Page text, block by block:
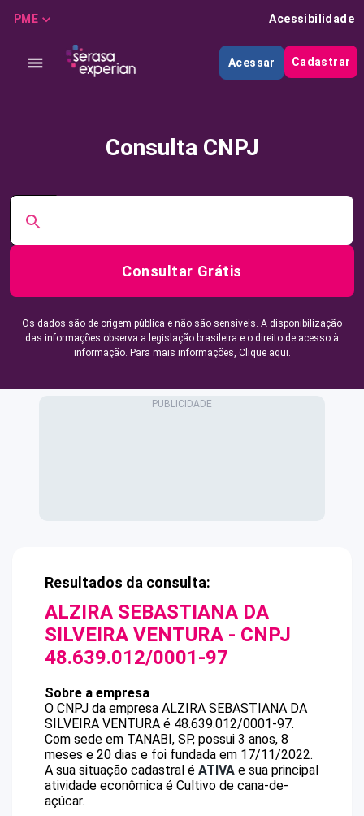
PME Acessibilidade
Acessar Cadastrar
Consulta CNPJ
Consultar Grátis
Os dados são de origem pública e não são sensíveis. A disponibilização
das informações observa a legislação brasileira e o direito de acesso à
informação. Para mais informações, Clique aqui.
Resultados da consulta:
ALZIRA SEBASTIANA DA
SILVEIRA VENTURA - CNPJ
48.639.012/0001-97
Sobre a empresa
O CNPJ da empresa ALZIRA SEBASTIANA DA
SILVEIRA VENTURA é 48.639.012/0001-97.
Com sede em TANABI, SP, possui 3 anos, 8
meses e 20 dias e foi fundada em 17/11/2022.
A sua situação cadastral é ATIVA e sua principal
atividade econômica é Cultivo de cana-de-
açúcar.